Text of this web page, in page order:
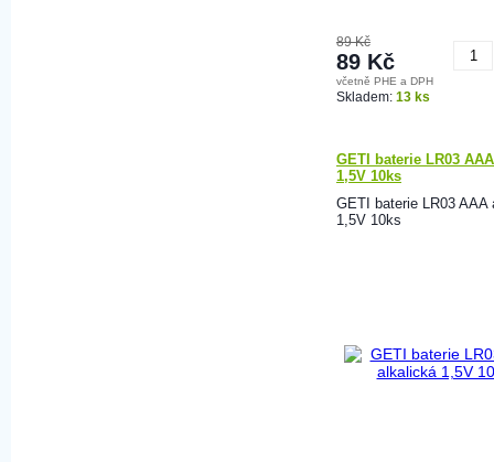
89 Kč
89 Kč
včetně PHE a DPH
Skladem: 13 ks
GETI baterie LR03
1,5V 10ks
GETI baterie LR03 AAA
1,5V 10ks